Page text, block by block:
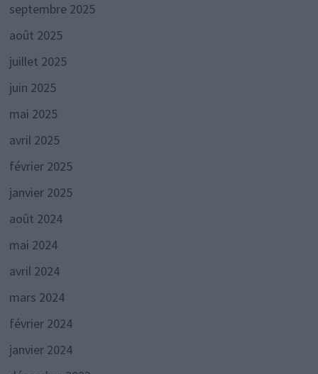
septembre 2025
août 2025
juillet 2025
juin 2025
mai 2025
avril 2025
février 2025
janvier 2025
août 2024
mai 2024
avril 2024
mars 2024
février 2024
janvier 2024